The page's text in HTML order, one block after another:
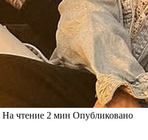
На чтение 2 мин Опубликовано